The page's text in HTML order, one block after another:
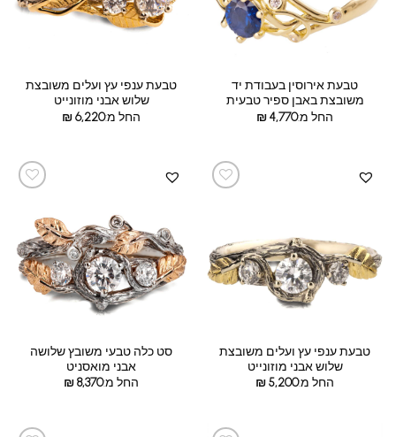
טבעת אירוסין בעבודת יד
משובצת באבן ספיר טבעית
החל מ:
₪4,770
טבעת ענפי עץ ועלים משובצת
שלוש אבני מוזונייט
החל מ:
₪6,220
טבעת ענפי עץ ועלים משובצת
שלוש אבני מוזונייט
החל מ:
₪5,200
סט כלה טבעי משובץ שלושה
אבני מואסניט
החל מ:
₪8,370